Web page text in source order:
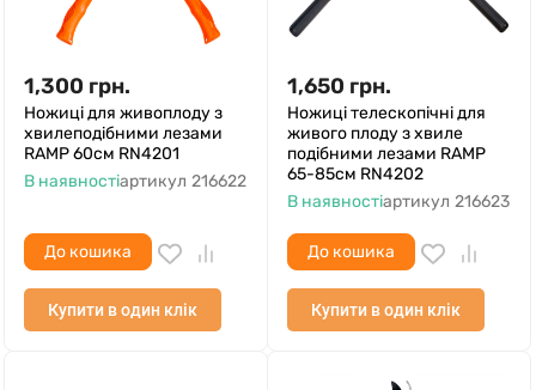
1,300 грн.
Ножиці для живоплоду з
хвилеподібними лезами
RAMP 60см RN4201
В наявностіартикул 216622
До кошика
Купити в один клік
1,650 грн.
Ножиці телескопічні для
живого плоду з хвиле
подібними лезами RAMP
65-85см RN4202
В наявностіартикул 216623
До кошика
Купити в один клік